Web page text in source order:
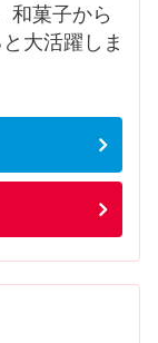
和菓子から
大活躍しま